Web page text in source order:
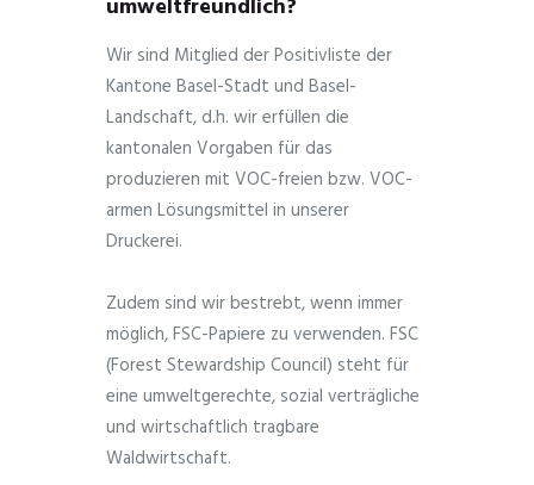
umweltfreundlich?
Wir sind Mitglied der Positivliste der
Kantone Basel-Stadt und Basel-
Landschaft, d.h. wir erfüllen die
kantonalen Vorgaben für das
produzieren mit VOC-freien bzw. VOC-
armen Lösungsmittel in unserer
Druckerei.
Zudem sind wir bestrebt, wenn immer
möglich, FSC-Papiere zu verwenden. FSC
(Forest Stewardship Council) steht für
eine umweltgerechte, sozial verträgliche
und wirtschaftlich tragbare
Waldwirtschaft.